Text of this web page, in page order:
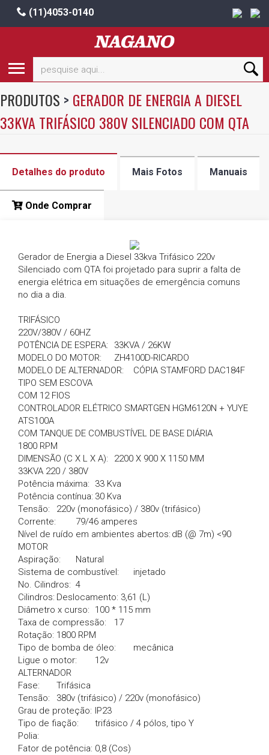
(11)4053-0140
PRODUTOS > GERADOR DE ENERGIA A DIESEL
33KVA TRIFÁSICO 380V SILENCIADO COM QTA
Detalhes do produto Mais Fotos Manuais
Onde Comprar
Gerador de Energia a Diesel 33kva Trifásico 220v
Silenciado com QTA foi projetado para suprir a falta de
energia elétrica em situações de emergência comuns
no dia a dia.
TRIFÁSICO
220V/380V / 60HZ
POTÊNCIA DE ESPERA:
33KVA / 26KW
MODELO DO MOTOR:
ZH4100D-RICARDO
MODELO DE ALTERNADOR:
CÓPIA STAMFORD DAC184F
TIPO SEM ESCOVA
COM 12 FIOS
CONTROLADOR ELÉTRICO SMARTGEN HGM6120N + YUYE
ATS100A
COM TANQUE DE COMBUSTÍVEL DE BASE DIÁRIA
1800 RPM
DIMENSÃO (C X L X A):
2200 X 900 X 1150 MM
33KVA 220 / 380V
Potência máxima:
33 Kva
Potência contínua: 30 Kva
Tensão:
220v (monofásico) / 380v (trifásico)
Corrente:
79/46 amperes
Nível de ruído em ambientes abertos: dB (@ 7m) <90
MOTOR
Aspiração:
Natural
Sistema de combustível:
injetado
No. Cilindros: 4
Cilindros: Deslocamento: 3,61 (L)
Diâmetro x curso:
100 * 115 mm
Taxa de compressão:
17
Rotação: 1800 RPM
Tipo de bomba de óleo:
mecânica
Ligue o motor:
12v
ALTERNADOR
Fase:
Trifásica
Tensão:
380v (trifásico) / 220v (monofásico)
Grau de proteção: IP23
Tipo de fiação:
trifásico / 4 pólos, tipo Y
Polia:
Fator de potência: 0,8 (Cos)